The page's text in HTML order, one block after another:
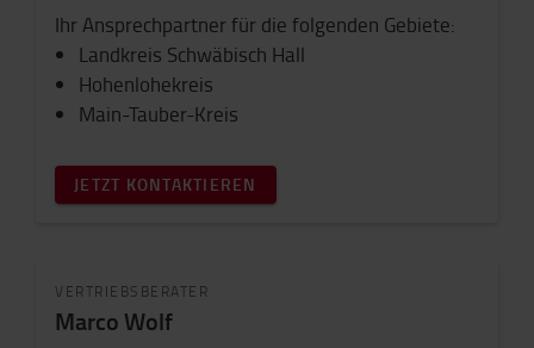
Ihr Ansprechpartner für die folgenden Gebiete:
Landkreis Schwäbisch Hall
Hohenlohekreis
Main-Tauber-Kreis
JETZT KONTAKTIEREN
VERTRIEBSBERATER
Marco Wolf